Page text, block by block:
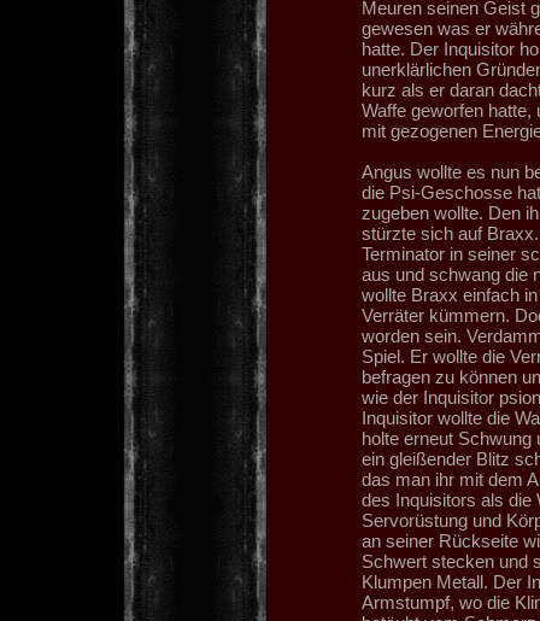
Meuren seinen Geist
gewesen was er
hatte. Der Inquisitor
unerklärlichen
kurz als er daran
Waffe geworfen
mit gezogenen
Angus wollte es nun
die Psi-Geschosse
zugeben wollte. Den
stürzte sich auf
Terminator in seiner
aus und schwang die
wollte Braxx einfach
Verräter kümmern.
worden sein.
Spiel. Er wollte die
befragen zu können
wie der Inquisitor
Inquisitor wollte die
holte erneut Schwung
ein gleißender Blitz
das man ihr mit dem
des Inquisitors als die
Servorüstung und
an seiner Rückseite
Schwert stecken und
Klumpen Metall. Der
Armstumpf, wo die